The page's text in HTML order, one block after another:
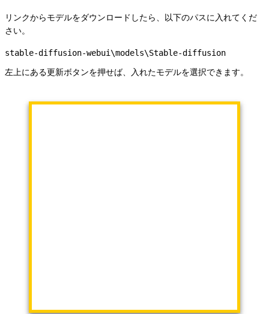
リンクからモデルをダウンロードしたら、以下のパスに入れてくだ
さい。
stable-diffusion-webui\models\Stable-diffusion
左上にある更新ボタンを押せば、入れたモデルを選択できます。